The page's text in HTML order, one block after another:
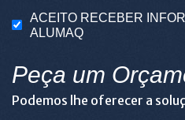
ACEITO RECEBER
ALUMAQ
Peça um
Podemos lhe oferecer a